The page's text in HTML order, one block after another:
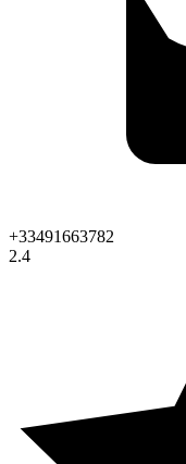
+33491663782
2.4